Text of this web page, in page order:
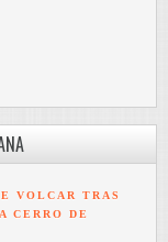
VOLCAR TRAS
CERRO DE